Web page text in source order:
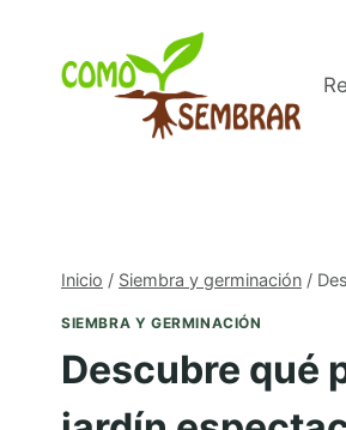
contenido
Inicio / Siembra y germinación /
SIEMBRA Y GERMINACIÓN
Descubre qué